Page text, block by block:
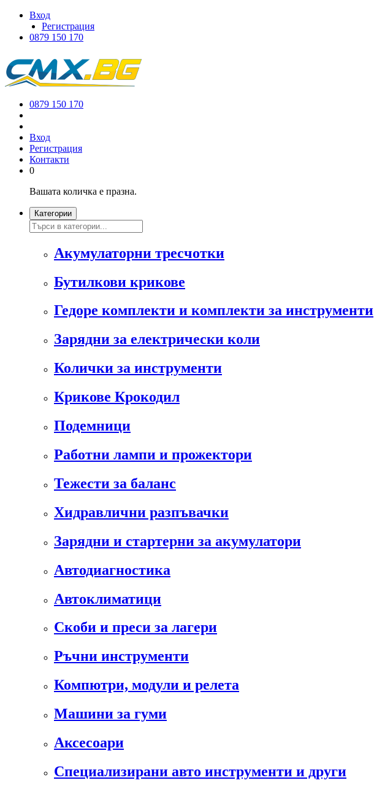
Вход
Регистрация
0879 150 170
0879 150 170
Вход
Регистрация
Контакти
0
Вашата количка е празна.
Категории
Акумулаторни тресчотки
Бутилкови крикове
Гедоре комплекти и комплекти за инструменти
Зарядни за електрически коли
Колички за инструменти
Крикове Крокодил
Подемници
Работни лампи и прожектори
Тежести за баланс
Хидравлични разпъвачки
Зарядни и стартерни за акумулатори
Автодиагностика
Автоклиматици
Скоби и преси за лагери
Ръчни инструменти
Компютри, модули и релета
Машини за гуми
Аксесоари
Специализирани авто инструменти и други